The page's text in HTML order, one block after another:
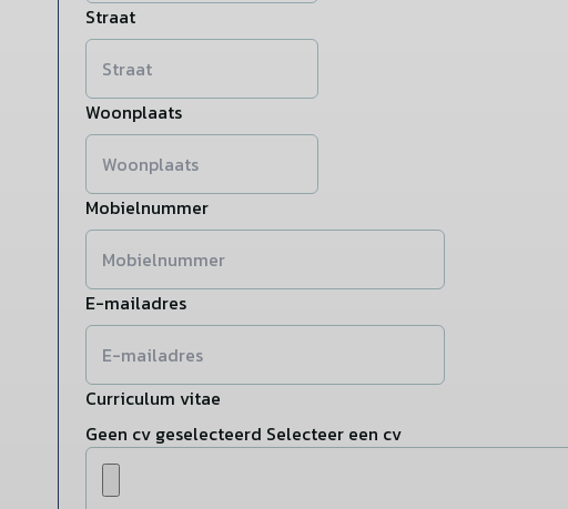
Straat
Woonplaats
Mobielnummer
E-mailadres
Curriculum vitae
Geen cv geselecteerd Selecteer een cv